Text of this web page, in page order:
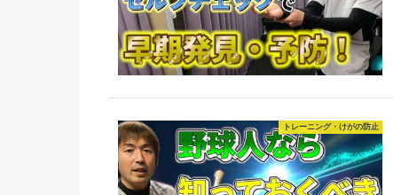
トレーニング・けがの防止